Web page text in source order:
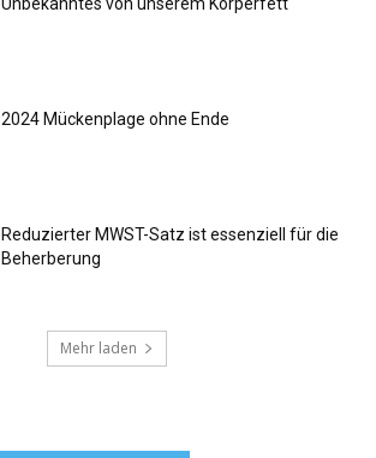
Unbekanntes von unserem Körperfett
2024 Mückenplage ohne Ende
Reduzierter MWST-Satz ist essenziell für die
Beherberung
Mehr laden